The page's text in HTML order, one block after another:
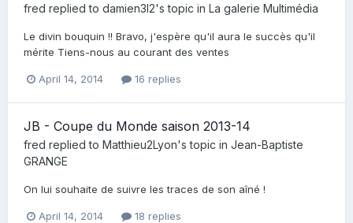
fred replied to damien3l2's topic in La galerie Multimédia
Le divin bouquin !! Bravo, j'espère qu'il aura le succès qu'il
mérite Tiens-nous au courant des ventes
April 14, 2014 16 replies
JB - Coupe du Monde saison 2013-14
fred replied to Matthieu2Lyon's topic in Jean-Baptiste
GRANGE
On lui souhaite de suivre les traces de son aîné !
April 14, 2014 18 replies